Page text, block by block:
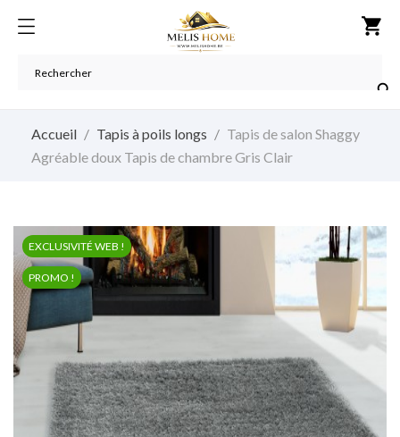
shopping_cart

Accueil Tapis à poils longs
Tapis de salon Shaggy
Agréable doux Tapis de chambre Gris Clair
EXCLUSIVITÉ WEB !
PROMO !